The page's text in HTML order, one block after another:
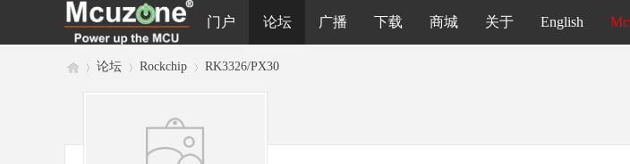
门户 论坛 广播 下载 商城 关于 English
M »
论坛 Rockchip
›
RK3326/PX30